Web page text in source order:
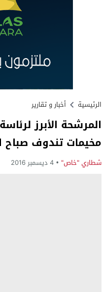
الرئيسية أخبار و تقارير
المرشحة الأبرز
مخيمات تندوف صباح
شطاري "خاص" 4 ديسمبر 2016